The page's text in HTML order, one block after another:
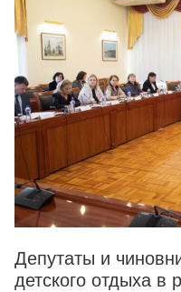
Депутаты и
детского отдыха в